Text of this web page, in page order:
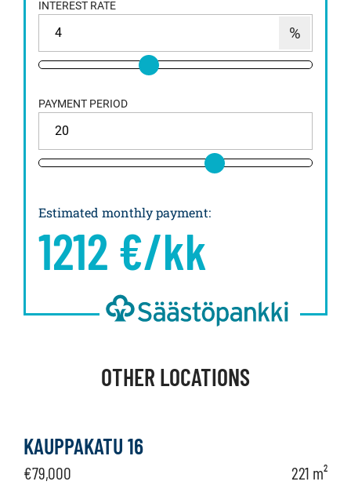
INTEREST RATE
PAYMENT PERIOD
Estimated monthly payment:
1212 €/kk
OTHER LOCATIONS
KAUPPAKATU 16
€79,000 221 m²